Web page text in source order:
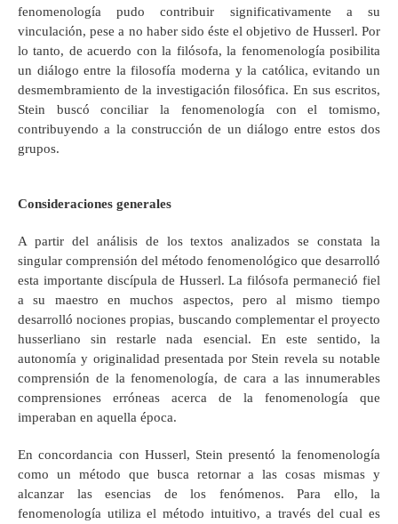
fenomenología pudo contribuir significativamente a su
vinculación, pese a no haber sido éste el objetivo de Husserl. Por
lo tanto, de acuerdo con la filósofa, la fenomenología posibilita
un diálogo entre la filosofía moderna y la católica, evitando un
desmembramiento de la investigación filosófica. En sus escritos,
Stein buscó conciliar la fenomenología con el tomismo,
contribuyendo a la construcción de un diálogo entre estos dos
grupos.
Consideraciones generales
A partir del análisis de los textos analizados se constata la
singular comprensión del método fenomenológico que desarrolló
esta importante discípula de Husserl. La filósofa permaneció fiel
a su maestro en muchos aspectos, pero al mismo tiempo
desarrolló nociones propias, buscando complementar el proyecto
husserliano sin restarle nada esencial. En este sentido, la
autonomía y originalidad presentada por Stein revela su notable
comprensión de la fenomenología, de cara a las innumerables
comprensiones erróneas acerca de la fenomenología que
imperaban en aquella época.
En concordancia con Husserl, Stein presentó la fenomenología
como un método que busca retornar a las cosas mismas y
alcanzar las esencias de los fenómenos. Para ello, la
fenomenología utiliza el método intuitivo, a través del cual es